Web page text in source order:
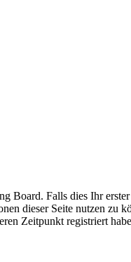
Falls dies Ihr
dieser Seite nutzen zu
Zeitpunkt registriert